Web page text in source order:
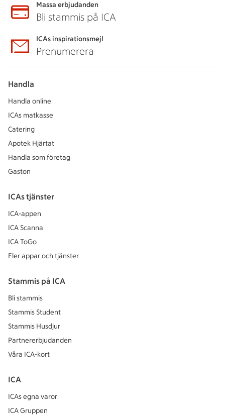
Massa erbjudanden
Bli stammis på ICA
ICAs inspirationsmejl
Prenumerera
Handla
Handla online
ICAs matkasse
Catering
Apotek Hjärtat
Handla som företag
Gaston
ICAs tjänster
ICA-appen
ICA Scanna
ICA ToGo
Fler appar och tjänster
Stammis på ICA
Bli stammis
Stammis Student
Stammis Husdjur
Partnererbjudanden
Våra ICA-kort
ICA
ICAs egna varor
ICA Gruppen